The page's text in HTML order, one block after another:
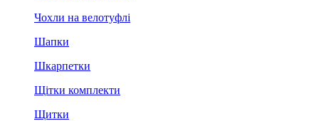
Чохли на велотуфлі
Шапки
Шкарпетки
Щітки комплекти
Щитки